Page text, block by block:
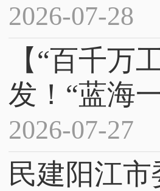
2026-07-28
【“百千万
发！“蓝海
2026-07-27
民建阳江